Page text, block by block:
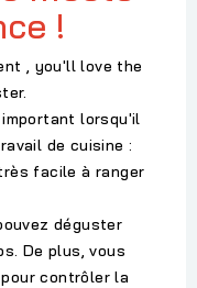
!
, you'll love the
lorsqu'il
de cuisine :
facile à ranger
déguster
De plus, vous
contrôler la